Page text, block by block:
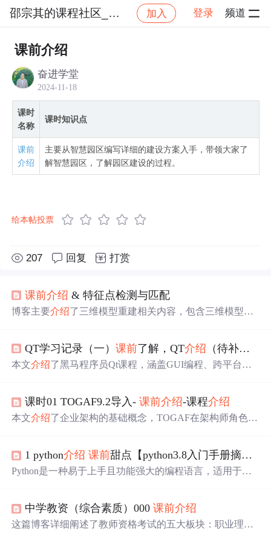
邵宗其的课程社区_NO_1 加入 登录 频道
社区 邵宗其的课程社区_NO_1
课前介绍
奋进学堂
2024-11-18
课时
名称
课时知识点
课前
介绍
主要从智慧园区编写详细的建设方案入手，带领大家了
解智慧园区，了解园区建设的过程。
给本帖投票
207 回复 打赏
课前介绍 & 特征点检测与匹配
博客主要介绍了三维模型重建相关内容，包含三维模型重
QT学习记录（一）课前了解，QT介绍 （待补充）
本文介绍了黑马程序员Qt课程，涵盖GUI编程、跨平台特
课时01 TOGAF9.2导入-课前介绍-课程介绍
本文介绍了企业架构的基础概念，TOGAF在架构师角色中
以及其在实际项目中的落地价值。
1 python介绍 课前甜点【python3.8入门手册摘录】
Python是一种易于上手且功能强大的编程语言，适用于自
误检查。Python的解释型特性使得开发过程更加高效，代
码简洁且易于阅读。
中学教资（综合素质）000课前介绍
这篇博客详细阐述了教师资格考试的五大板块：职业理